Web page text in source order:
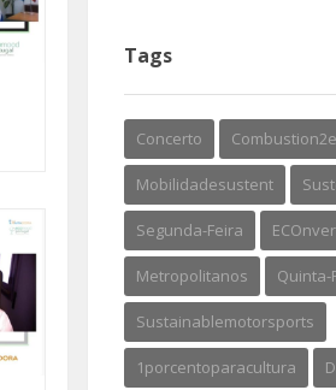
Tags
Concerto
Mobilidadesustent
Segunda-Feira
Metropolitanos Quinta-
Sustainablemotorsports
1porcentoparacultura